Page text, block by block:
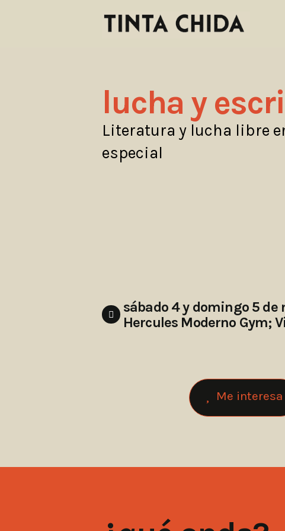
lucha y
Literatura y lucha libre
especial
sábado 4 y domingo 5 de
Hercules Moderno Gym;
Me interesa